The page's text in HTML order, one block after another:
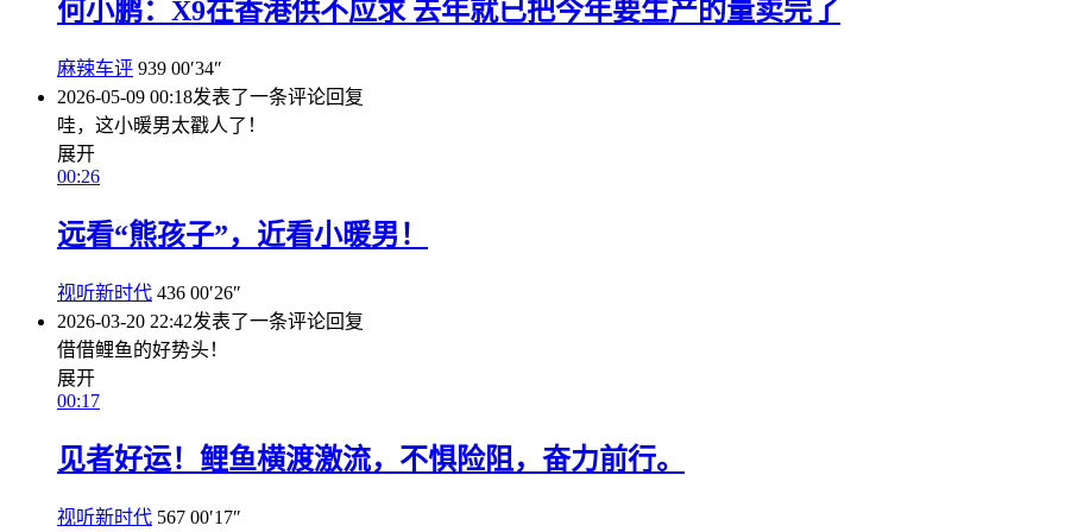
何小鹏：X9在香港供不应求 去年就已把今年要生产的量卖完了
麻辣车评 939 00′34″
2026-05-09 00:18发表了一条评论回复
哇，这小暖男太戳人了！
展开
00:26
远看“熊孩子”，近看小暖男！
视听新时代 436 00′26″
2026-03-20 22:42发表了一条评论回复
借借鲤鱼的好势头！
展开
00:17
见者好运！鲤鱼横渡激流，不惧险阻，奋力前行。
视听新时代 567 00′17″